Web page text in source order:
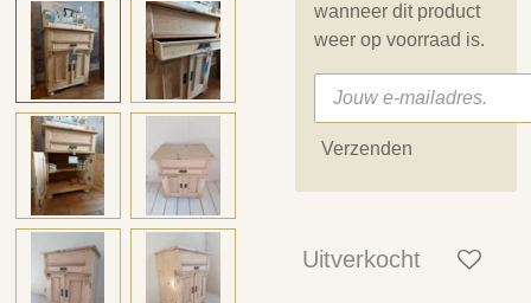
wanneer dit product
weer op voorraad is.
Verzenden
Uitverkocht